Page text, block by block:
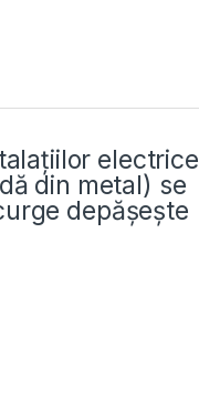
electrice
din metal) se
depășește